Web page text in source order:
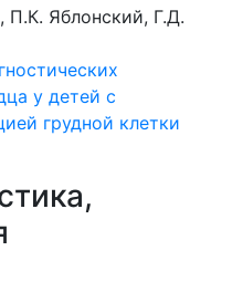
Яблонский, Г.Д.
у детей с
грудной клетки